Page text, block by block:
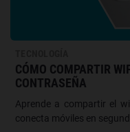
CÓMO COMPARTIR
CONTRASEÑA
Aprende a compartir el
conecta móviles en